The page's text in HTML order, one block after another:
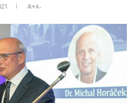
A+A-